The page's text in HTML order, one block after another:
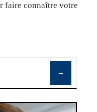
faire connaître votre